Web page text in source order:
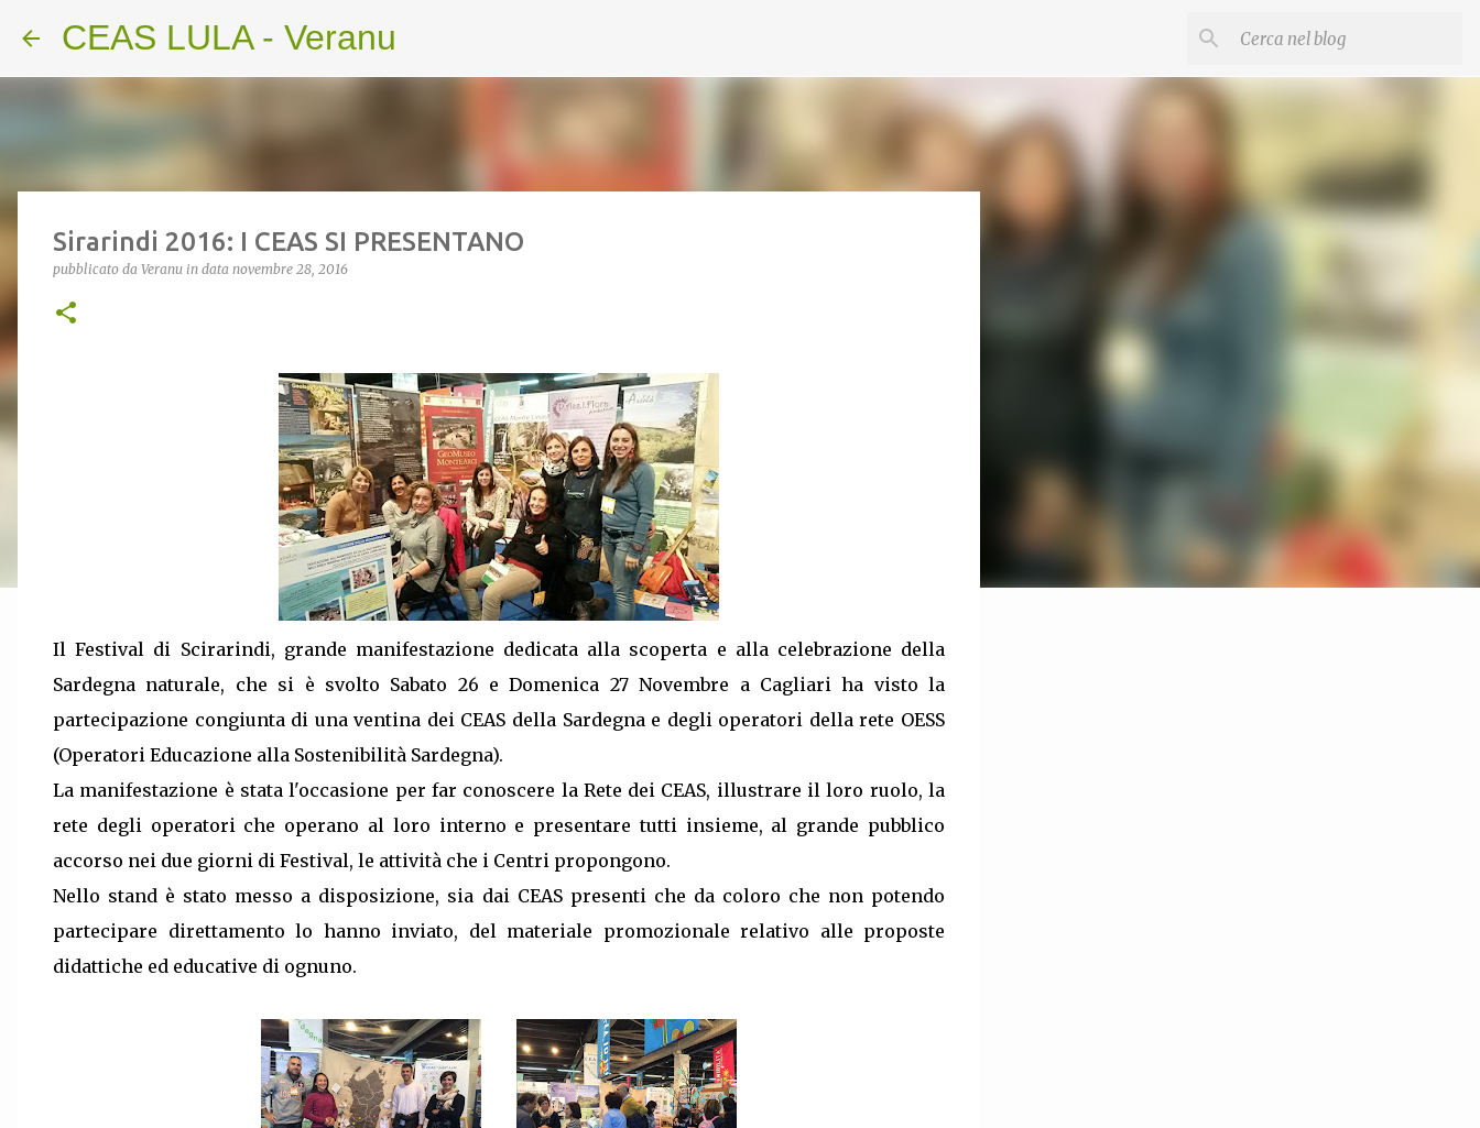
CEAS LULA - Veranu
Sirarindi 2016: I CEAS SI PRESENTANO
pubblicato da Veranu in data novembre 28, 2016
Il Festival di Scirarindi, grande manifestazione dedicata alla scoperta e alla celebrazione della
Sardegna naturale, che si è svolto Sabato 26 e Domenica 27 Novembre a Cagliari ha visto la
partecipazione congiunta di una ventina dei CEAS della Sardegna e degli operatori della rete OESS
(Operatori Educazione alla Sostenibilità Sardegna).
La manifestazione è stata l'occasione per far conoscere la Rete dei CEAS, illustrare il loro ruolo, la
rete degli operatori che operano al loro interno e presentare tutti insieme, al grande pubblico
accorso nei due giorni di Festival, le attività che i Centri propongono.
Nello stand è stato messo a disposizione, sia dai CEAS presenti che da coloro che non potendo
partecipare direttamento lo hanno inviato, del materiale promozionale relativo alle proposte
didattiche ed educative di ognuno.